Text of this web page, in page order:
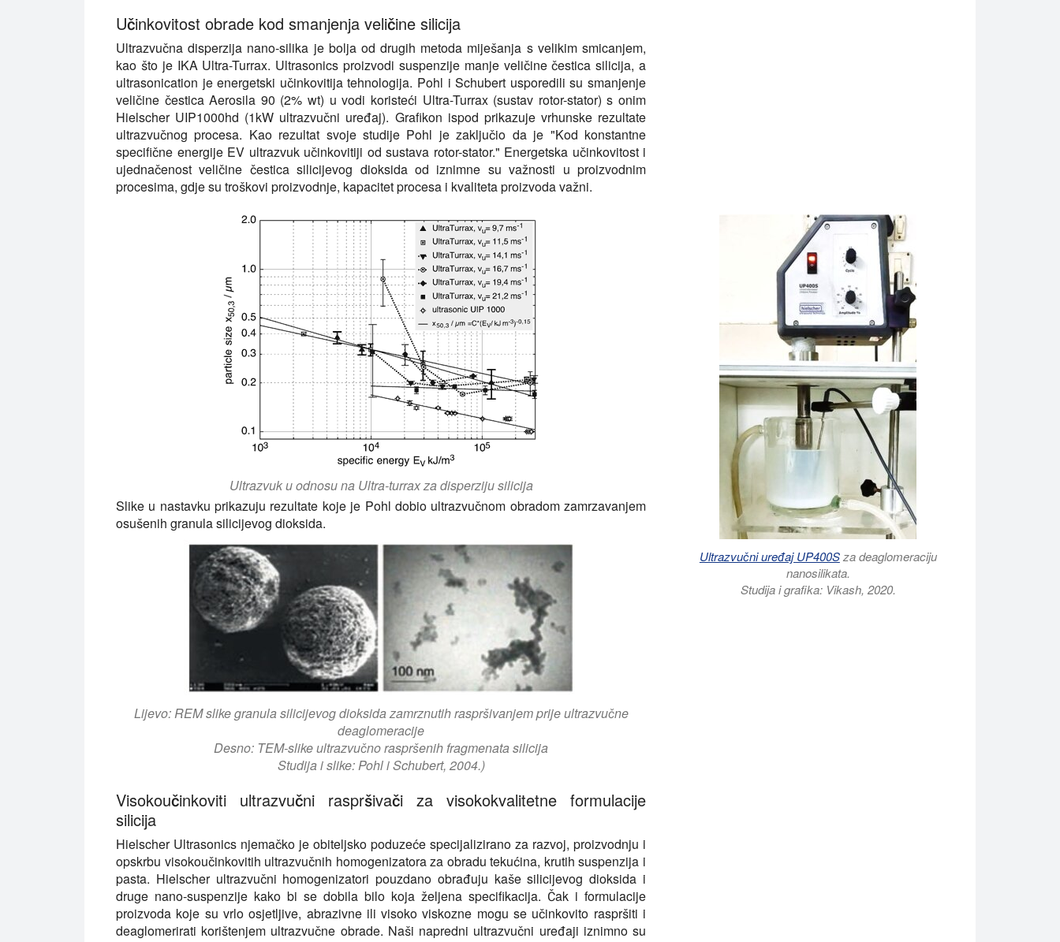
Učinkovitost obrade kod smanjenja veličine silicija
Ultrazvučna disperzija nano-silika je bolja od drugih metoda miješanja s velikim smicanjem,
kao što je IKA Ultra-Turrax. Ultrasonics proizvodi suspenzije manje veličine čestica silicija, a
ultrasonication je energetski učinkovitija tehnologija. Pohl i Schubert usporedili su smanjenje
veličine čestica Aerosila 90 (2% wt) u vodi koristeći Ultra-Turrax (sustav rotor-stator) s onim
Hielscher UIP1000hd (1kW ultrazvučni uređaj). Grafikon ispod prikazuje vrhunske rezultate
ultrazvučnog procesa. Kao rezultat svoje studije Pohl je zaključio da je "Kod konstantne
specifične energije EV ultrazvuk učinkovitiji od sustava rotor-stator." Energetska učinkovitost i
ujednačenost veličine čestica silicijevog dioksida od iznimne su važnosti u proizvodnim
procesima, gdje su troškovi proizvodnje, kapacitet procesa i kvaliteta proizvoda važni.
Ultrazvuk u odnosu na Ultra-turrax za disperziju silicija
Slike u nastavku prikazuju rezultate koje je Pohl dobio ultrazvučnom obradom zamrzavanjem
osušenih granula silicijevog dioksida.
Lijevo: REM slike granula silicijevog dioksida zamrznutih raspršivanjem prije ultrazvučne
deaglomeracije
Desno: TEM-slike ultrazvučno raspršenih fragmenata silicija
Studija i slike: Pohl i Schubert, 2004.)
Visokoučinkoviti ultrazvučni raspršivači za visokokvalitetne formulacije
silicija
Hielscher Ultrasonics njemačko je obiteljsko poduzeće specijalizirano za razvoj, proizvodnju i
opskrbu visokoučinkovitih ultrazvučnih homogenizatora za obradu tekućina, krutih suspenzija i
pasta. Hielscher ultrazvučni homogenizatori pouzdano obrađuju kaše silicijevog dioksida i
druge nano-suspenzije kako bi se dobila bilo koja željena specifikacija. Čak i formulacije
proizvoda koje su vrlo osjetljive, abrazivne ili visoko viskozne mogu se učinkovito raspršiti i
deaglomerirati korištenjem ultrazvučne obrade. Naši napredni ultrazvučni uređaji iznimno su
Ultrazvučni uređaj UP400Sza deaglomeraciju
nanosilikata.
Studija i grafika: Vikash, 2020.